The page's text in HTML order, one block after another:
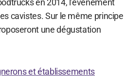
en 2014, l’évènement
cavistes. Sur le même principe
une dégustation
et établissements